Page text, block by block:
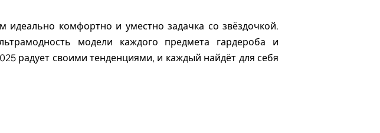
комфортно и уместно задачка со звёздочкой.
модели каждого предмета гардероба и
радует своими тенденциями, и каждый найдёт для себя